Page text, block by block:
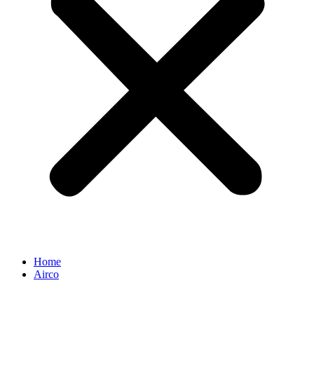
Home
Airco